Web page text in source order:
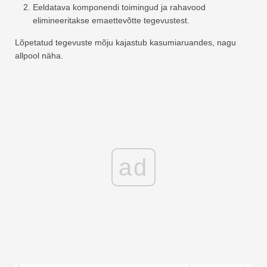
Eeldatava komponendi toimingud ja rahavood
elimineeritakse emaettevõtte tegevustest.
Lõpetatud tegevuste mõju kajastub kasumiaruandes, nagu
allpool näha.
ad